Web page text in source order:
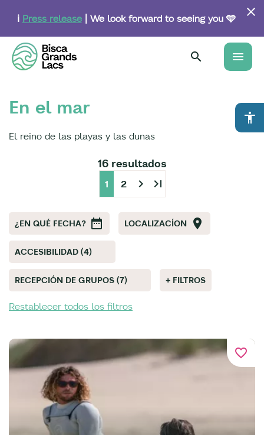
content
ℹ️ Press release| We look forward to seeing you 🩵
menu
accessibility
En el mar
El reino de las playas y las dunas
16 resultados
1 2 chevron_right last_page
¿EN QUÉ FECHA? LOCALIZACÍON
ACCESIBILIDAD (4)
RECEPCIÓN DE GRUPOS (7) + FILTROS
Restablecer todos los filtros
favorite_border